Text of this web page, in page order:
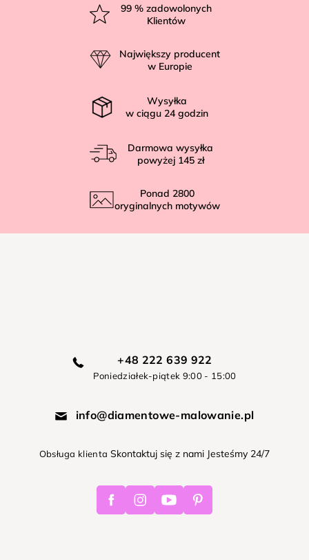
99 % zadowolonych
Klientów
Największy producent
w Europie
Wysyłka
w ciągu 24 godzin
Darmowa wysyłka
powyżej 145 zł
Ponad 2800
oryginalnych motywów
+48 222 639 922
Poniedziałek-piątek 9:00 - 15:00
info@diamentowe-malowanie.pl
Obsługa klienta Skontaktuj się z nami Jesteśmy 24/7
FacebookInstagramYoutube Pinterest